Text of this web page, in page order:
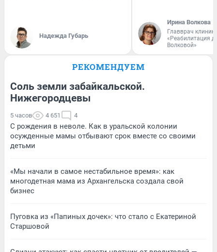
Надежда Губарь
Ирина Волкова
Главврач
«Реабилитация
Волковой»
РЕКОМЕНДУЕМ
Соль земли забайкальской.
Нижегородцевы
5 часов 4 651 4
С рождения в неволе. Как в уральской колонии
осужденные мамы отбывают срок вместе со своими
детьми
«Мы начали в самое нестабильное время»: как
многодетная мама из Архангельска создала свой
бизнес
Пуговка из «Папиных дочек»: что стало с Екатериной
Старшовой